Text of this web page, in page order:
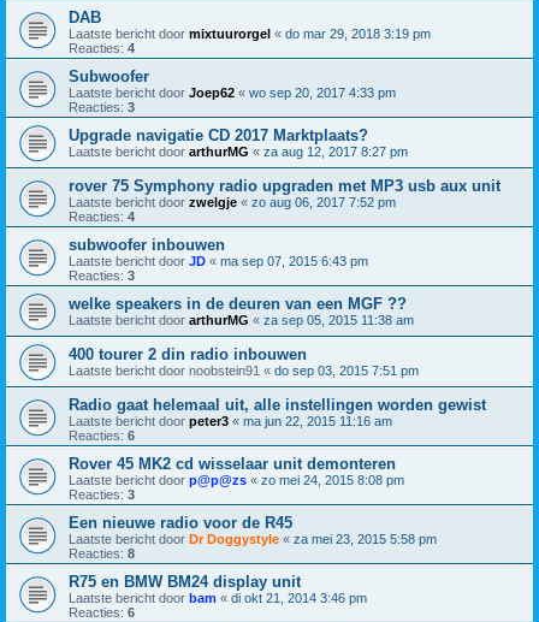
DAB
Laatste bericht door mixtuurorgel « do mar 29, 2018 3:19 pm
Reacties: 4
Subwoofer
Laatste bericht door Joep62 « wo sep 20, 2017 4:33 pm
Reacties: 3
Upgrade navigatie CD 2017 Marktplaats?
Laatste bericht door arthurMG « za aug 12, 2017 8:27 pm
rover 75 Symphony radio upgraden met MP3 usb aux unit
Laatste bericht door zwelgje « zo aug 06, 2017 7:52 pm
Reacties: 4
subwoofer inbouwen
Laatste bericht door JD « ma sep 07, 2015 6:43 pm
Reacties: 3
welke speakers in de deuren van een MGF ??
Laatste bericht door arthurMG « za sep 05, 2015 11:38 am
400 tourer 2 din radio inbouwen
Laatste bericht door noobstein91 « do sep 03, 2015 7:51 pm
Radio gaat helemaal uit, alle instellingen worden gewist
Laatste bericht door peter3 « ma jun 22, 2015 11:16 am
Reacties: 6
Rover 45 MK2 cd wisselaar unit demonteren
Laatste bericht door p@p@zs « zo mei 24, 2015 8:08 pm
Reacties: 3
Een nieuwe radio voor de R45
Laatste bericht door Dr Doggystyle « za mei 23, 2015 5:58 pm
Reacties: 8
R75 en BMW BM24 display unit
Laatste bericht door bam « di okt 21, 2014 3:46 pm
Reacties: 6